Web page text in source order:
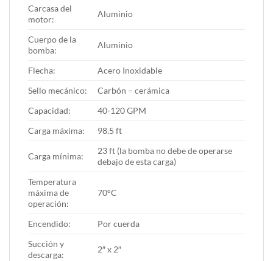
Carcasa del
motor:
Aluminio
Cuerpo de la
bomba:
Aluminio
Flecha:
Acero Inoxidable
Sello mecánico:
Carbón – cerámica
Capacidad:
40-120 GPM
Carga máxima:
98.5 ft
Carga mínima:
23 ft (la bomba no debe de operarse
debajo de esta carga)
Temperatura
máxima de
operación:
70°C
Encendido:
Por cuerda
Succión y
descarga:
2″ x 2″